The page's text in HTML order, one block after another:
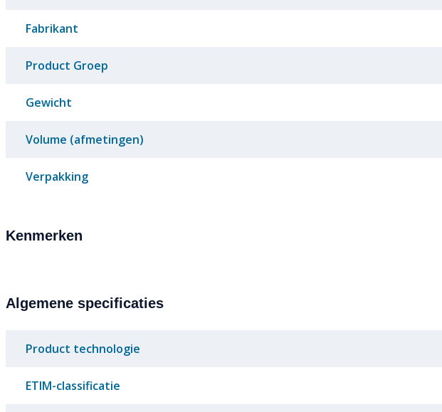
Fabrikant
Product Groep
Gewicht
Volume (afmetingen)
Verpakking
Kenmerken
Algemene specificaties
Product technologie
ETIM-classificatie